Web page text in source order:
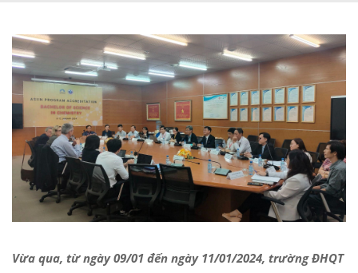
Vừa qua, từ ngày 09/01 đến ngày 11/01/2024, trường ĐHQT